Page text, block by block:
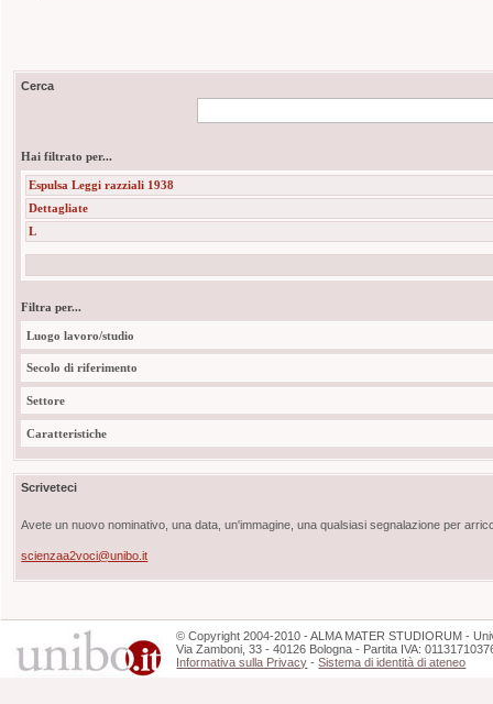
Cerca
Hai filtrato per...
Espulsa Leggi razziali 1938
Dettagliate
L
Filtra per...
Luogo lavoro/studio
Secolo di riferimento
Settore
Caratteristiche
Scriveteci
Avete un nuovo nominativo, una data, un'immagine, una qualsiasi segnalazione per
scienzaa2voci@unibo.it
©Copyright 2004-2010 - ALMA MATER STUDIORUM -
Via Zamboni, 33 - 40126 Bologna - Partita IVA:
Informativa sulla Privacy -Sistema di identità di ateneo